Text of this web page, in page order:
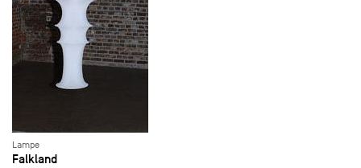
Lampe
Falkland